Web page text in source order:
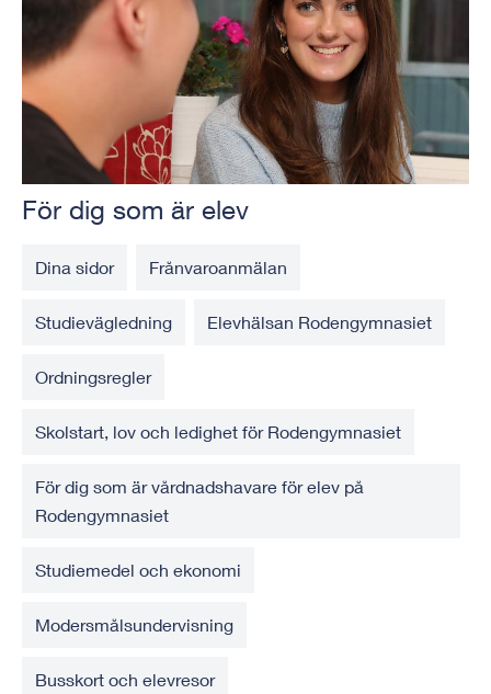
För dig som är elev
Dina sidor Frånvaroanmälan
Studievägledning Elevhälsan Rodengymnasiet
Ordningsregler
Skolstart, lov och ledighet för Rodengymnasiet
För dig som är vårdnadshavare för elev på
Rodengymnasiet
Studiemedel och ekonomi
Modersmålsundervisning
Busskort och elevresor